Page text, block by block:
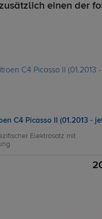
einen der
C4 Picasso II (01.2013 -
Elektrosatz mit